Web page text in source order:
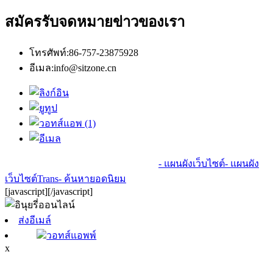
สมัครรับจดหมายข่าวของเรา
โทรศัพท์:86-757-23875928
อีเมล:info@sitzone.cn
- แผนผังเว็บไซต์- แผนผัง
เว็บไซต์Trans- ค้นหายอดนิยม
[javascript] [/javascript]
ส่งอีเมล์
วอทส์แอพพ์
x